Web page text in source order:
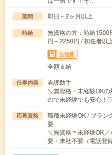
期間 即日～2ヶ月以上
時給
無資格の方：時給1500
円～2250円 / 初任者以
交通費
全額支給
仕事内容
看護助手
＼無資格・未経験OK
ので未経験でも安心
応募資格
職種未経験OK / ブラン
要
＼無資格＊未経験OK
要・来社不要（電話